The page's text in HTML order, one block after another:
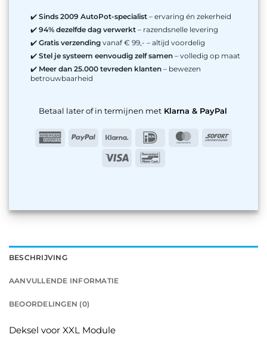
BESCHRIJVING
AANVULLENDE INFORMATIE
BEOORDELINGEN (0)
Deksel voor XXL Module
✔️Sinds 2009 AutoPot-specialist – ervaring én zekerheid
✔️94% dezelfde dag verwerkt – razendsnelle levering
✔️Gratis verzending vanaf € 99,- – altijd voordelig
✔️Stel je systeem eenvoudig zelf samen – volledig op maat
✔️ Meer dan 25.000 tevreden klanten – bewezen
betrouwbaarheid
Betaal later of in termijnen metKlarna & PayPal
AmericanPayPal Klarna IDeal MasterCard
Sofort
Visa